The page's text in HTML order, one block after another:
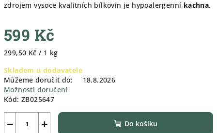
zdrojem vysoce kvalitních bílkovin je hypoalergenní kachna.
599 Kč
Měrná
299,50 Kč / 1 kg
Skladem u dodavatele
Můžeme doručit do:
18.8.2026
Možnosti doručení
Kód: ZB025647
+
− Do košíku